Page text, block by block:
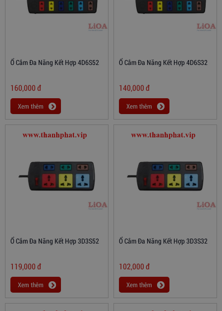
Ổ Cắm Đa Năng Kết Hợp 4D6S52
160,000đ
Xem thêm
Ổ Cắm Đa Năng Kết Hợp 4D6S32
140,000đ
Xem thêm
Ổ Cắm Đa Năng Kết Hợp 3D3S52
119,000đ
Xem thêm
Ổ Cắm Đa Năng Kết Hợp 3D3S32
102,000đ
Xem thêm